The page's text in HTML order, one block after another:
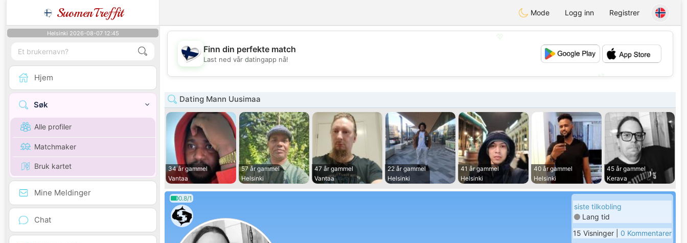
SuomenTreffit Mode Logg inn Registrer
Helsinki 2026-08-07 12:45
Hjem
Søk
Alle profiler
Matchmaker
Bruk kartet
Mine Meldinger
Chat
💖
💕
Finn din perfekte match
Last ned vår datingapp nå!
Dating Mann Uusimaa
34 år gammel
Vantaa
57 år gammel
Helsinki
47 år gammel
Vantaa
22 år gammel
Helsinki
41 år gammel
Helsinki
40 år gammel
Helsinki
45 år gammel
Kerava
0.8/1
siste tilkobling
Lang tid
15 Visninger | 0 Kommentarer